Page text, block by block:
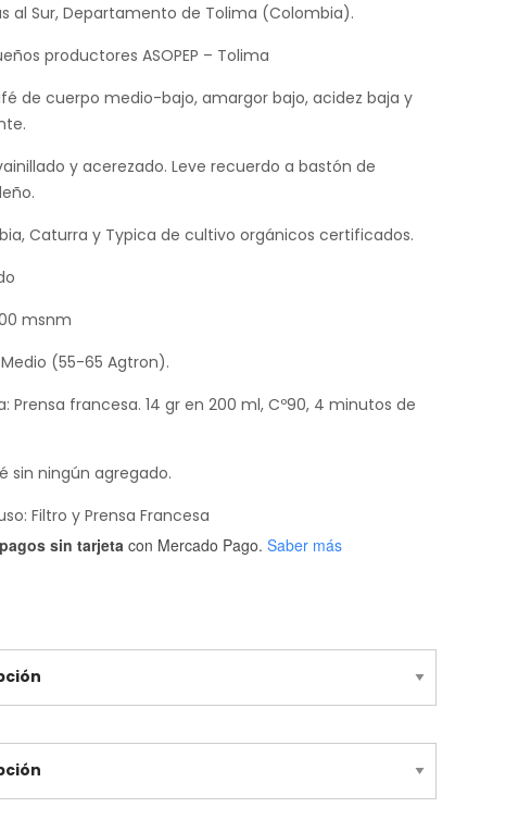
hasta
al Sur, Departamento de Tolima (Colombia).
productores ASOPEP – Tolima
de cuerpo medio-bajo, amargor bajo, acidez baja y
y acerezado. Leve recuerdo a bastón de
Caturra y Typica de cultivo orgánicos certificados.
msnm
(55-65 Agtron).
Prensa francesa. 14 gr en 200 ml, Cº90, 4 minutos de
sin ningún agregado.
Filtro y Prensa Francesa
sin tarjetacon Mercado Pago. Saber más